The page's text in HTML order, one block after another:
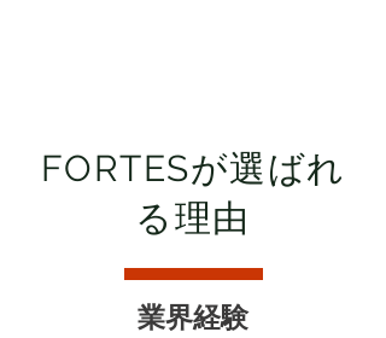
FORTESが選ばれ
る理由
業界経験